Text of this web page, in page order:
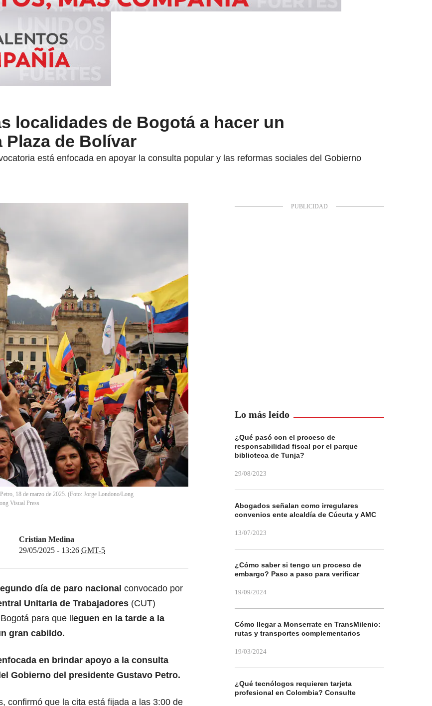
localidades de Bogotá a hacer un
de Bolívar
está enfocada en apoyar la consulta popular y las reformas sociales del Gobierno
18 de marzo de 2025. (Foto: Jorge Londono/Long
Visual Press
Cristian Medina
29/05/2025 - 13:26 GMT-5
día de paro nacional convocado por
Unitaria de Trabajadores (CUT)
para que ll eguen en la tarde a la
gran cabildo.
en brindar apoyo a la consulta
Gobierno del presidente Gustavo Petro.
confirmó que la cita está fijada a las 3:00 de
Lo más leído
¿Qué pasó con el proceso de
responsabilidad fiscal por el parque
biblioteca de Tunja?
29/08/2023
Abogados señalan como irregulares
convenios ente alcaldía de Cúcuta y AMC
13/07/2023
¿Cómo saber si tengo un proceso de
embargo? Paso a paso para verificar
19/09/2024
Cómo llegar a Monserrate en TransMilenio:
rutas y transportes complementarios
19/03/2024
¿Qué tecnólogos requieren tarjeta
profesional en Colombia? Consulte